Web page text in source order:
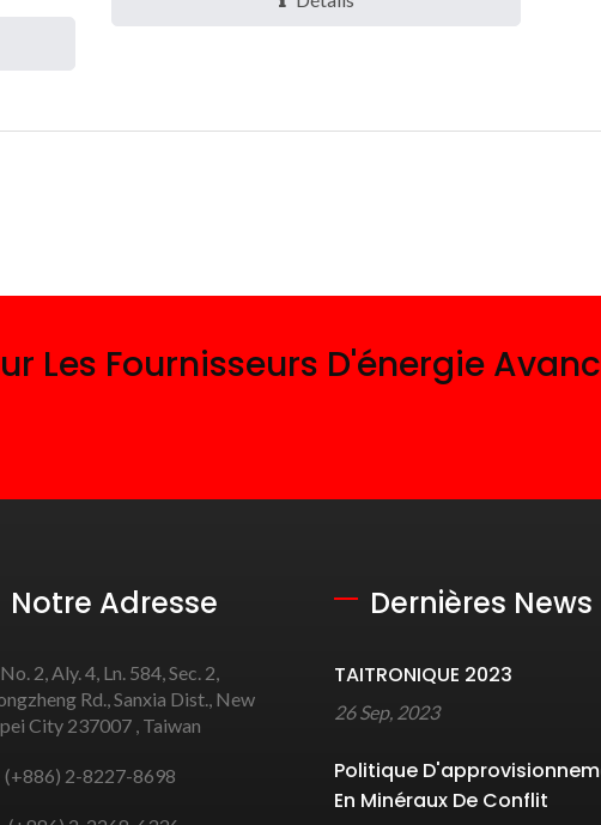
Les Fournisseurs D'énergie
Notre Adresse
No. 2, Aly. 4, Ln. 584, Sec. 2,
Rd., Sanxia Dist., New
City 237007 , Taiwan
(+886) 2-8227-8698
Dernières News
TAITRONIQUE 2023
26 Sep, 2023
Politique
En Minéraux De Conflit